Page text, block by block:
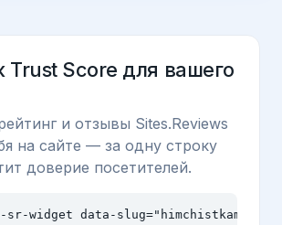
Score для вашего
и отзывы Sites.Reviews
на сайте — за одну строку
доверие посетителей.
sr-widget data-